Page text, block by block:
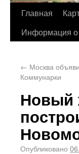
Главная
Информация о
← Москва
Коммунарки
Новый
Опубликовано